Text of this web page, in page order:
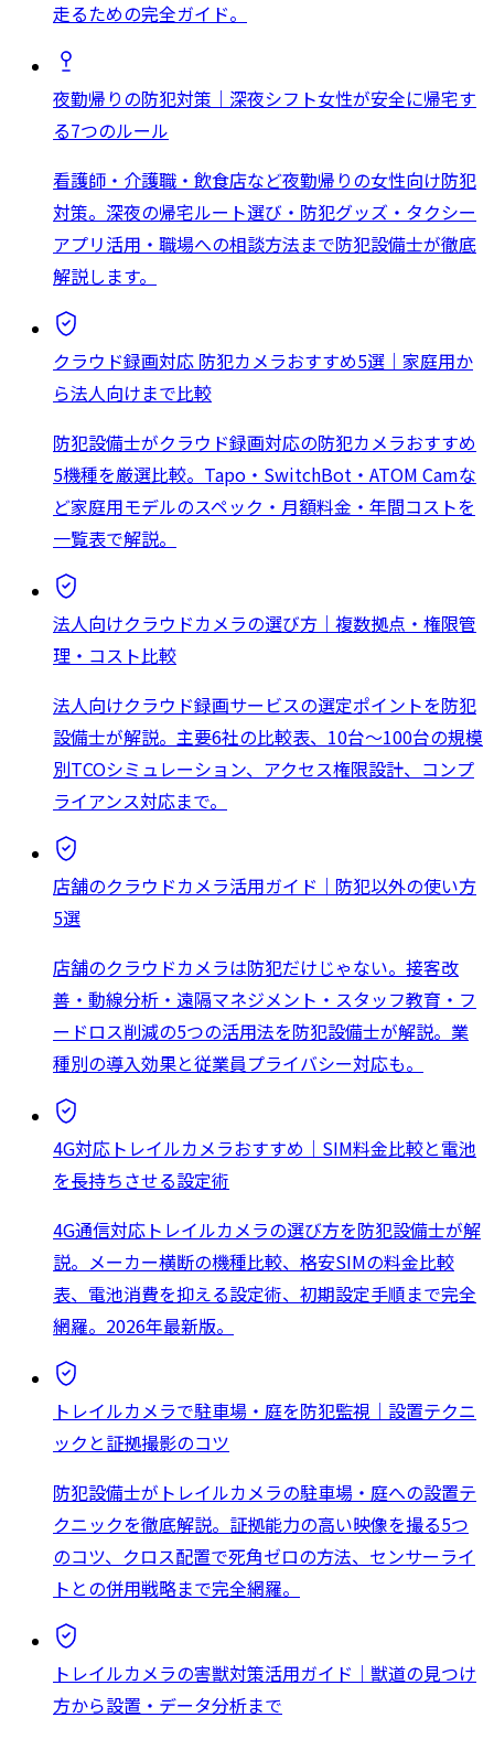
走るための完全ガイド。
夜勤帰りの防犯対策｜深夜シフト女性が安全に帰宅す
る7つのルール
看護師・介護職・飲食店など夜勤帰りの女性向け防犯
対策。深夜の帰宅ルート選び・防犯グッズ・タクシー
アプリ活用・職場への相談方法まで防犯設備士が徹底
解説します。
クラウド録画対応 防犯カメラおすすめ5選｜家庭用か
ら法人向けまで比較
防犯設備士がクラウド録画対応の防犯カメラおすすめ
5機種を厳選比較。Tapo・SwitchBot・ATOM Camな
ど家庭用モデルのスペック・月額料金・年間コストを
一覧表で解説。
法人向けクラウドカメラの選び方｜複数拠点・権限管
理・コスト比較
法人向けクラウド録画サービスの選定ポイントを防犯
設備士が解説。主要6社の比較表、10台〜100台の規模
別TCOシミュレーション、アクセス権限設計、コンプ
ライアンス対応まで。
店舗のクラウドカメラ活用ガイド｜防犯以外の使い方
5選
店舗のクラウドカメラは防犯だけじゃない。接客改
善・動線分析・遠隔マネジメント・スタッフ教育・フ
ードロス削減の5つの活用法を防犯設備士が解説。業
種別の導入効果と従業員プライバシー対応も。
4G対応トレイルカメラおすすめ｜SIM料金比較と電池
を長持ちさせる設定術
4G通信対応トレイルカメラの選び方を防犯設備士が解
説。メーカー横断の機種比較、格安SIMの料金比較
表、電池消費を抑える設定術、初期設定手順まで完全
網羅。2026年最新版。
トレイルカメラで駐車場・庭を防犯監視｜設置テクニ
ックと証拠撮影のコツ
防犯設備士がトレイルカメラの駐車場・庭への設置テ
クニックを徹底解説。証拠能力の高い映像を撮る5つ
のコツ、クロス配置で死角ゼロの方法、センサーライ
トとの併用戦略まで完全網羅。
トレイルカメラの害獣対策活用ガイド｜獣道の見つけ
方から設置・データ分析まで